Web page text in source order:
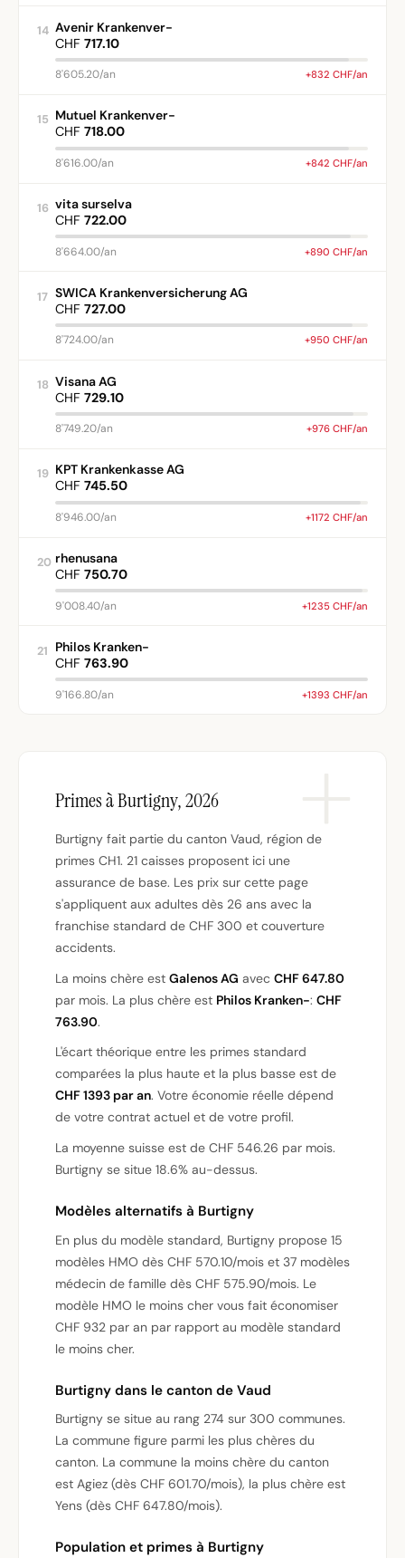
14 Avenir Krankenver-
CHF 717.10
8'605.20/an +832 CHF/an
15 Mutuel Krankenver-
CHF 718.00
8'616.00/an +842 CHF/an
16 vita surselva
CHF 722.00
8'664.00/an +890 CHF/an
17 SWICA Krankenversicherung AG
CHF 727.00
8'724.00/an +950 CHF/an
18 Visana AG
CHF 729.10
8'749.20/an +976 CHF/an
19 KPT Krankenkasse AG
CHF 745.50
8'946.00/an +1172 CHF/an
20 rhenusana
CHF 750.70
9'008.40/an +1235 CHF/an
21 Philos Kranken-
CHF 763.90
9'166.80/an +1393 CHF/an
Primes à Burtigny, 2026
Burtigny fait partie du canton Vaud, région de
primes CH1. 21 caisses proposent ici une
assurance de base. Les prix sur cette page
s'appliquent aux adultes dès 26 ans avec la
franchise standard de CHF 300 et couverture
accidents.
La moins chère est Galenos AG avec CHF 647.80
par mois. La plus chère est Philos Kranken-: CHF
763.90.
L'écart théorique entre les primes standard
comparées la plus haute et la plus basse est de
CHF 1393 par an. Votre économie réelle dépend
de votre contrat actuel et de votre profil.
La moyenne suisse est de CHF 546.26 par mois.
Burtigny se situe 18.6% au-dessus.
Modèles alternatifs à Burtigny
En plus du modèle standard, Burtigny propose 15
modèles HMO dès CHF 570.10/mois et 37 modèles
médecin de famille dès CHF 575.90/mois. Le
modèle HMO le moins cher vous fait économiser
CHF 932 par an par rapport au modèle standard
le moins cher.
Burtigny dans le canton de Vaud
Burtigny se situe au rang 274 sur 300 communes.
La commune figure parmi les plus chères du
canton. La commune la moins chère du canton
est Agiez (dès CHF 601.70/mois), la plus chère est
Yens (dès CHF 647.80/mois).
Population et primes à Burtigny